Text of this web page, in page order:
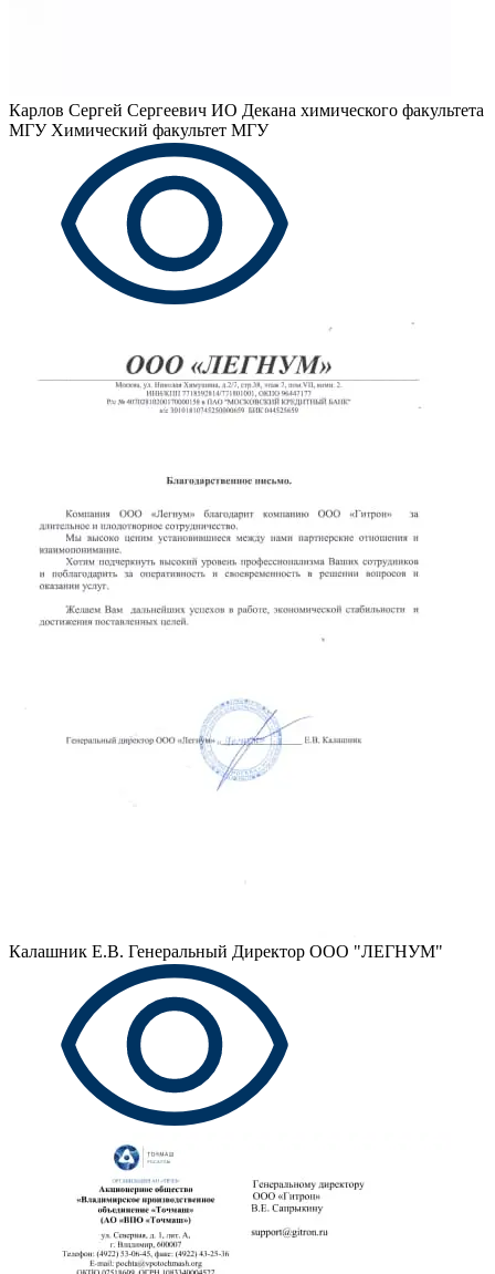
Карлов Сергей Сергеевич ИО Декана химического факультета
МГУ Химический факультет МГУ
Калашник Е.В. Генеральный Директор ООО "ЛЕГНУМ"